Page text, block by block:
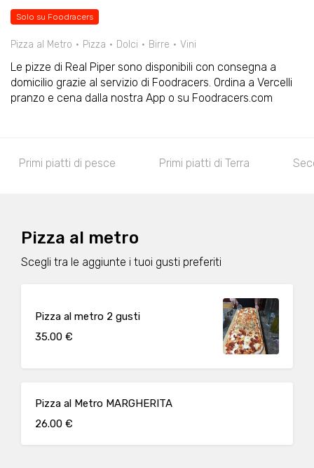
Solo su Foodracers
Pizza al Metro Pizza Dolci Birre Vini
Le pizze di Real Piper sono disponibili con consegna a
domicilio grazie al servizio di Foodracers. Ordina a Vercelli
pranzo e cena dalla nostra App o su Foodracers.com
Primi piatti di pesce Primi piatti di Terra
Pizza al metro
Scegli tra le aggiunte i tuoi gusti preferiti
Pizza al metro 2 gusti
35.00 €
Pizza al Metro MARGHERITA
26.00 €